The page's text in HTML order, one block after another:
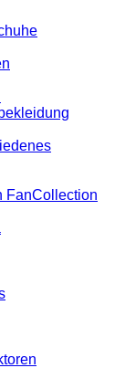
FanCollection